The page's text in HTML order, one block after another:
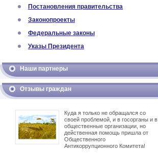
Постановления правительства
Законопроекты
Федеральные законы
Указы Президента
Наши партнеры
Отзывы граждан
Куда я только не обращался со
своей проблемой, и в госорганы и в
общественные организации, но
действенная помощь пришла от
Общественного
Антикоррупционного Комитета!